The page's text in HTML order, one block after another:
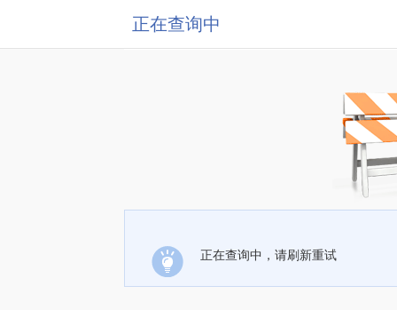
正在查询中
正在查询中，请刷新重试